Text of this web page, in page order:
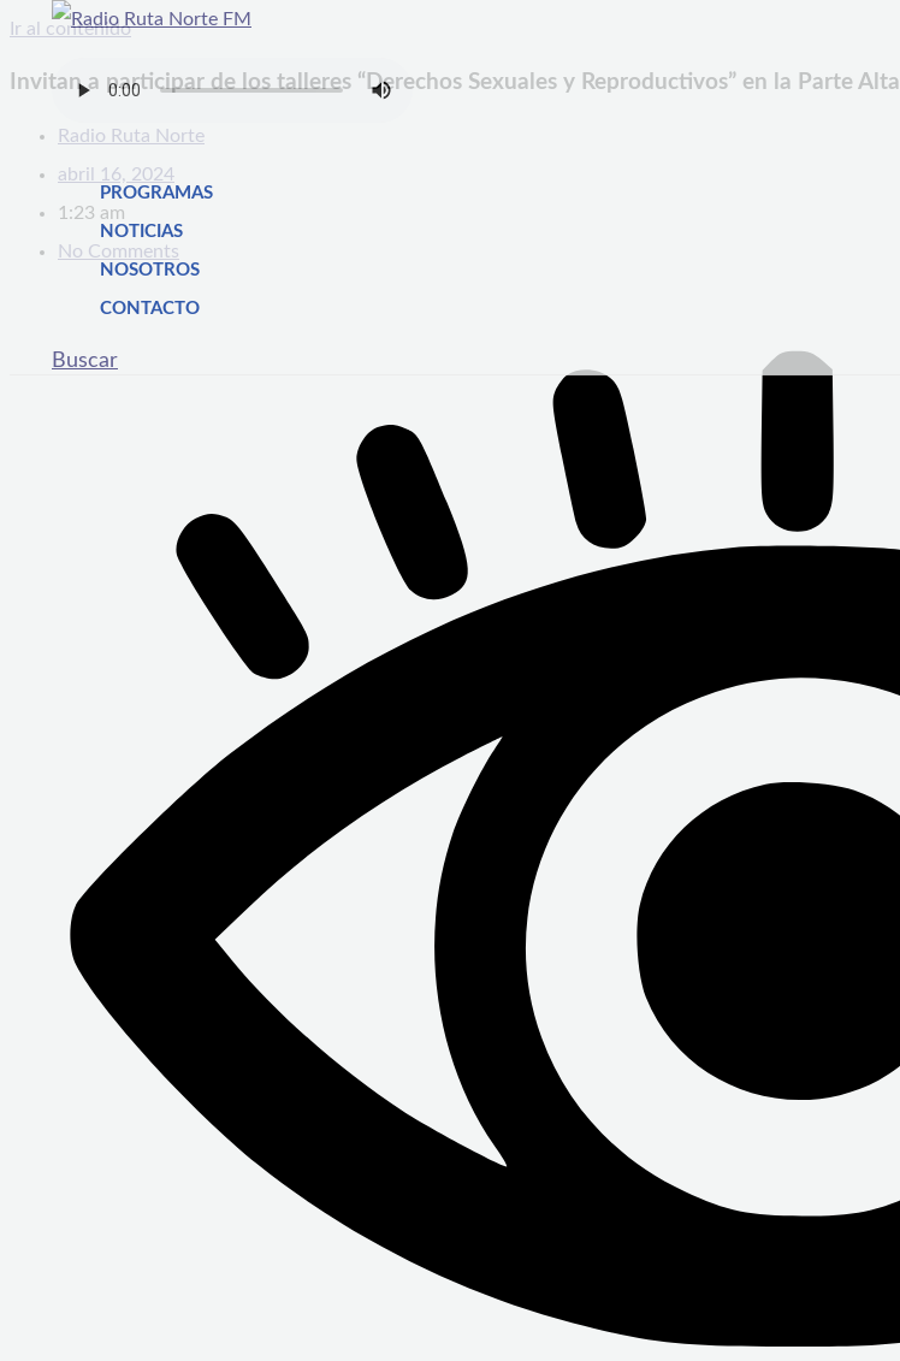
Ir al contenido
PROGRAMAS
NOTICIAS
NOSOTROS
CONTACTO
Buscar
Invitan a participar de los talleres “Derechos Sexuales y Reproductivos” en la Parte
Radio Ruta Norte
abril 16, 2024
1:23 am
No Comments